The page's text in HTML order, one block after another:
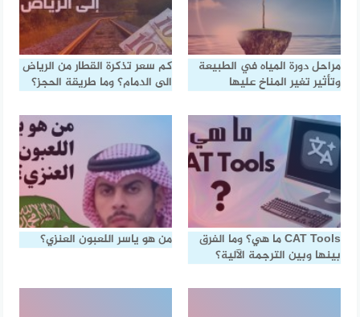
مراحل دورة المياه في الطبيعة
وتأثير تغير المناخ عليها
كم سعر تذكرة القطار من الرياض
الى الدمام؟ وما طريقة الحجز؟
CAT Tools ما هي؟ وما الفرق
بينها وبين الترجمة الآلية؟
من هو ياسر اللعبون العنزي؟